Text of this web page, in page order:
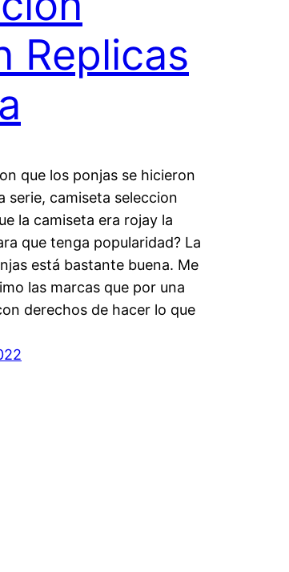
Replicas
que los ponjas se hicieron
serie, camiseta seleccion
la camiseta era rojay la
que tenga popularidad? La
está bastante buena. Me
las marcas que por una
derechos de hacer lo que